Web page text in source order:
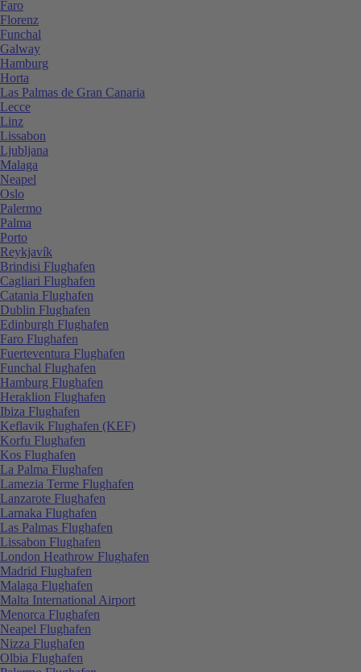
Faro
Florenz
Funchal
Galway
Hamburg
Horta
Las Palmas de Gran Canaria
Lecce
Linz
Lissabon
Ljubljana
Malaga
Neapel
Oslo
Palermo
Palma
Porto
Reykjavík
Brindisi Flughafen
Cagliari Flughafen
Catania Flughafen
Dublin Flughafen
Edinburgh Flughafen
Faro Flughafen
Fuerteventura Flughafen
Funchal Flughafen
Hamburg Flughafen
Heraklion Flughafen
Ibiza Flughafen
Keflavik Flughafen (KEF)
Korfu Flughafen
Kos Flughafen
La Palma Flughafen
Lamezia Terme Flughafen
Lanzarote Flughafen
Larnaka Flughafen
Las Palmas Flughafen
Lissabon Flughafen
London Heathrow Flughafen
Madrid Flughafen
Malaga Flughafen
Malta International Airport
Menorca Flughafen
Neapel Flughafen
Nizza Flughafen
Olbia Flughafen